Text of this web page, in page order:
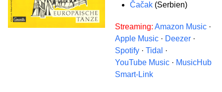
Čačak (Serbien)
Streaming: Amazon Music ·
Apple Music · Deezer ·
Spotify · Tidal ·
YouTube Music · MusicHub
Smart-Link